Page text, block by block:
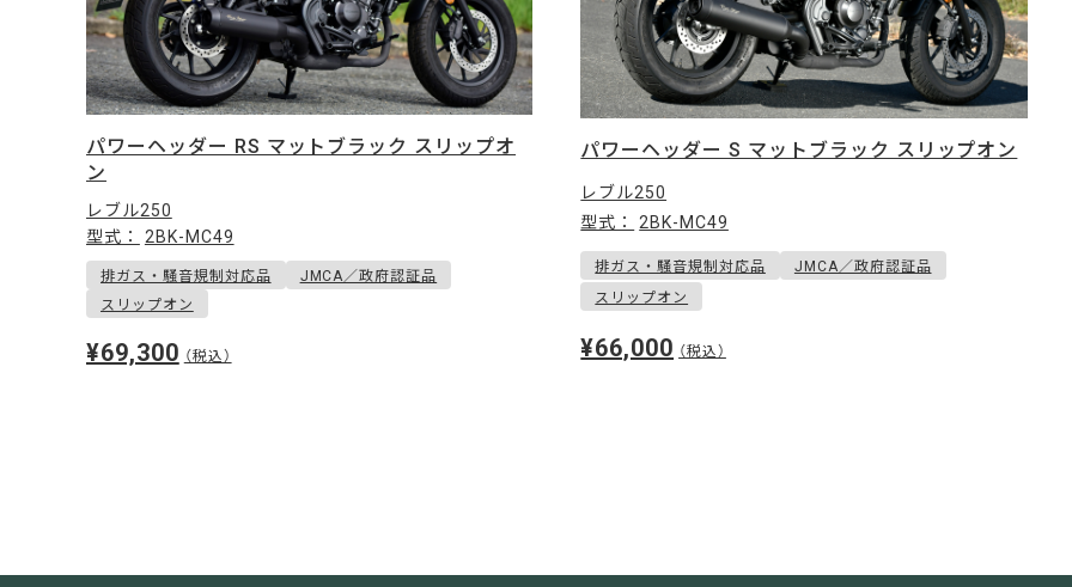
パワーヘッダー RS マットブラック スリップオ
ン
レブル250
型式：
2BK-MC49
排ガス・騒音規制対応品
JMCA／政府認証品
スリップオン
¥69,300 （税込）
パワーヘッダー S マットブラック スリップオン
レブル250
型式：
2BK-MC49
排ガス・騒音規制対応品
JMCA／政府認証品
スリップオン
¥66,000 （税込）